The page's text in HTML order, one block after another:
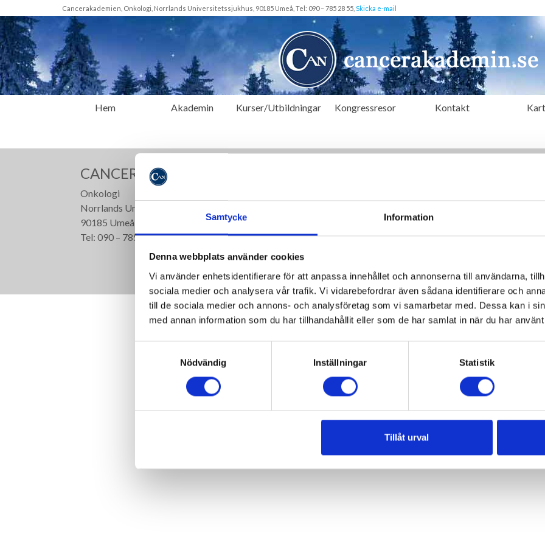
Samtycke Information
Denna webbplats använder cookies
Vi använder enhetsidentifierare för att anpassa innehållet och annonserna till användarna,
sociala medier och analysera vår trafik. Vi vidarebefordrar även sådana identifierare och
till de sociala medier och annons- och analysföretag som vi samarbetar med. Dessa kan i
med annan information som du har tillhandahållit eller som de har samlat in när du har
Nödvändig
Inställningar Statistik
Tillåt urval
Cancerakademien, Onkologi, Norrlands Universitetssjukhus, 90185 Umeå, Tel: 090 – 785 28 55, Skicka e-mail
Hem Akademin Kurser/Utbildningar Kongressresor Kontakt
CANCERAKADEMIEN
Onkologi
Norrlands Universitetssjukhus
90185 Umeå
Tel: 090 – 785 28 55
Mobil: 070-640 63 07
Skicka e-mail
© 2026 Cancerakademin i Norr | All Rights Reserved
Svenska